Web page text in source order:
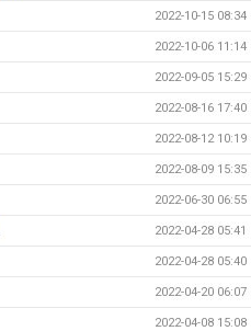
2022-10-15 08:34
2022-10-06 11:14
2022-09-05 15:29
2022-08-16 17:40
2022-08-12 10:19
2022-08-09 15:35
2022-06-30 06:55
2022-04-28 05:41
2022-04-28 05:40
2022-04-20 06:07
2022-04-08 15:08